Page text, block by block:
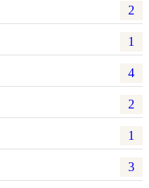
2
1
4
2
1
3